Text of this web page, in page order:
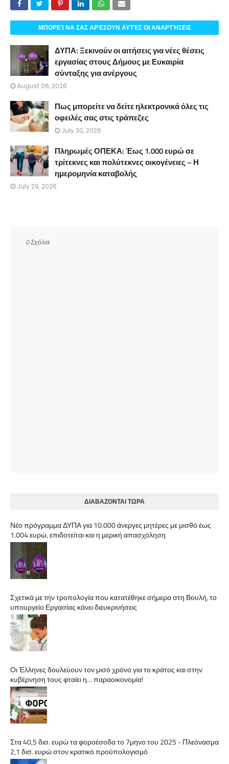
ΜΠΟΡΕΊ ΝΑ ΣΑΣ ΑΡΈΣΟΥΝ ΑΥΤΈΣ ΟΙ ΑΝΑΡΤΉΣΕΙΣ
ΔΥΠΑ: Ξεκινούν οι αιτήσεις για νέες θέσεις
εργασίας στους Δήμους με Ευκαιρία
σύνταξης για ανέργους
August 06, 2026
Πως μπορείτε να δείτε ηλεκτρονικά όλες τις
οφειλές σας στις τράπεζες
July 30, 2026
Πληρωμές ΟΠΕΚΑ: Έως 1.000 ευρώ σε
τρίτεκνες και πολύτεκνες οικογένειες – Η
ημερομηνία καταβολής
July 29, 2026
0 Σχόλια
ΔΙΑΒΑΖΟΝΤΑΙ ΤΩΡΑ
Νέο πρόγραμμα ΔΥΠΑ για 10.000 άνεργες μητέρες με μισθό έως
1.004 ευρώ, επιδοτείται και η μερική απασχόληση
Σχετικά με την τροπολογία που κατατέθηκε σήμερα στη Βουλή, το
υπουργείο Εργασίας κάνει διευκρινήσεις
Οι Έλληνες δουλεύουν τον μισό χρόνο για το κράτος και στην
κυβέρνηση τους φταίει η… παραοικονομία!
Στα 40,5 δισ. ευρώ τα φοροέσοδα το 7μηνο του 2025 - Πλεόνασμα
2,1 δισ. ευρώ στον κρατικό προϋπολογισμό